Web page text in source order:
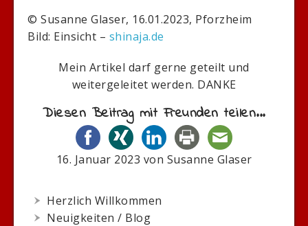
© Susanne Glaser, 16.01.2023, Pforzheim
Bild: Einsicht – shinaja.de
Mein Artikel darf gerne geteilt und
weitergeleitet werden. DANKE
Diesen Beitrag mit Freunden teilen...
16. Januar 2023 von Susanne Glaser
Herzlich Willkommen
Neuigkeiten / Blog